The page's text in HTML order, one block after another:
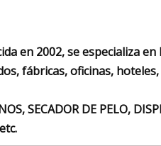
en 2002, se especializa
fábricas, oficinas,
SECADOR DE PELO,